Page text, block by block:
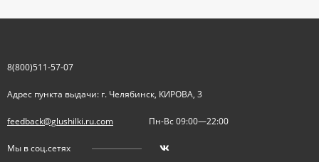
8(800)511-57-07
Адрес пункта выдачи: г. Челябинск, КИРОВА, 3
feedback@glushilki.ru.com Пн-Вс 09:00—22:00
Мы в соц.сетях